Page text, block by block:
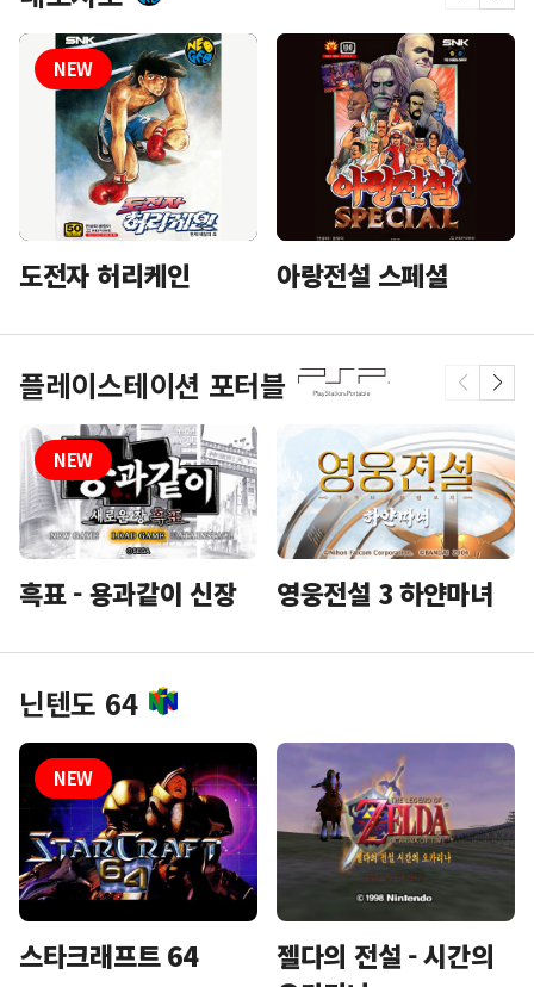
도전자 허리케인 아랑전설 스페셜
플레이스테이션 포터블
흑표 - 용과같이 신장 영웅전설 3 하얀마녀
닌텐도 64
스타크래프트 64
젤다의 전설 - 시간의